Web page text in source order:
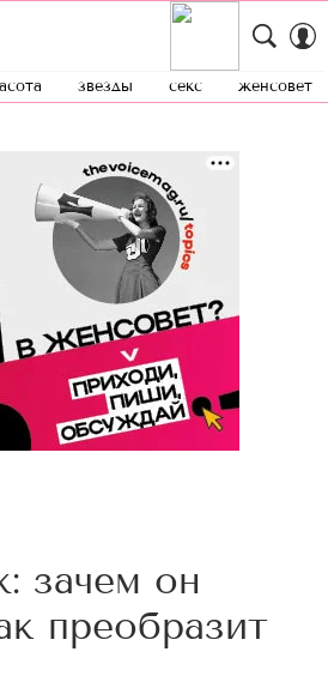
звезды секс женсовет
зачем он
преобразит